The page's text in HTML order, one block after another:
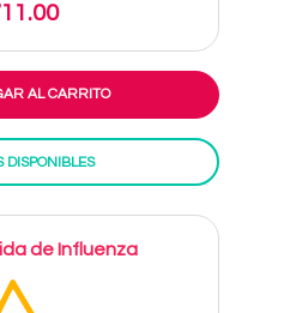
AL CARRITO
DISPONIBLES
de Influenza